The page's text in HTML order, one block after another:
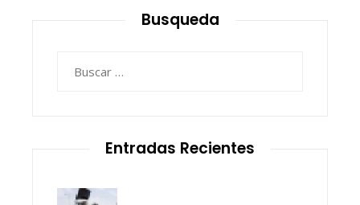
Busqueda
Entradas Recientes